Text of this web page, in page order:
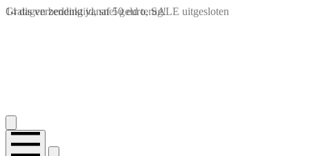
14 dagen bedenktijd, snel geld terug!